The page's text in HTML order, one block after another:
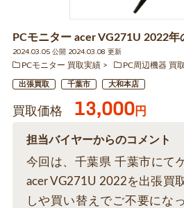
PCモニター acer VG271U 2022年
2024.03.05 公開 2024.03.08 更新
PCモニター 買取実績
PC周辺機器 買
出張買取 千葉市 大和本店
買取価格 13,000円
担当バイヤーからのコメント
今回は、千葉県 千葉市にて
acer VG271U 2022を出張買
しや買い替えでご不要にな